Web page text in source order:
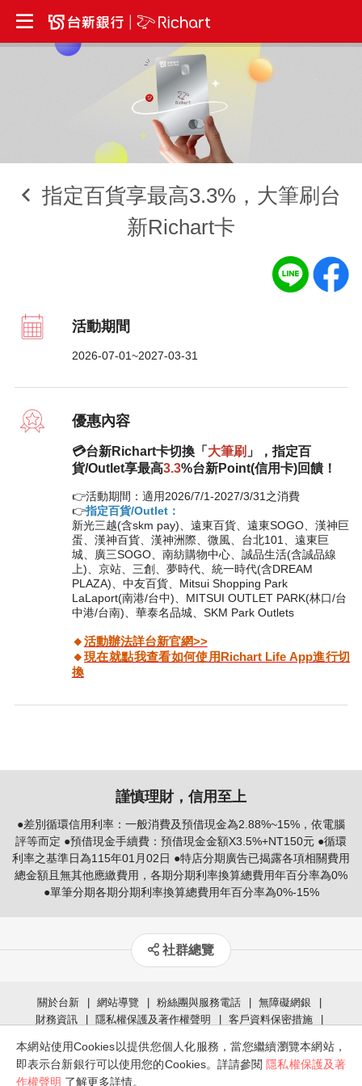
指定百貨享最高3.3%，大筆刷台
新Richart卡
活動期間
2026-07-01~2027-03-31
優惠內容
💳️台新Richart卡切換「 大筆刷 」，指定百
貨/Outlet享最高3.3%台新Point(信用卡)回饋！
👉️活動期間：適用2026/7/1-2027/3/31之消費
👉️指定百貨/Outlet：
新光三越(含skm pay)、遠東百貨、遠東SOGO、漢神巨
蛋、漢神百貨、漢神洲際、微風、台北101、遠東巨
城、廣三SOGO、南紡購物中心、誠品生活(含誠品線
上)、京站、三創、夢時代、統一時代(含DREAM
PLAZA)、中友百貨、Mitsui Shopping Park
LaLaport(南港/台中)、MITSUI OUTLET PARK(林口/台
中港/台南)、華泰名品城、SKM Park Outlets
🔸活動辦法詳台新官網>>
🔸現在就點我查看如何使用Richart Life App進行切
換
謹慎理財，信用至上
●差別循環信用利率：一般消費及預借現金為2.88%~15%，依電腦
評等而定 ●預借現金手續費：預借現金金額X3.5%+NT150元 ●循環
利率之基準日為115年01月02日 ●特店分期廣告已揭露各項相關費用
總金額且無其他應繳費用，各期分期利率換算總費用年百分率為0%
●單筆分期各期分期利率換算總費用年百分率為0%-15%
社群總覽
關於台新 網站導覽 粉絲團與服務電話
無障礙網銀
財務資訊
隱私權保護及著作權聲明
客戶資料保密措施
服務專線
02-2655-3355(付費電話) / 0800-023-123(限市話)
本網站使用Cookies以提供您個人化服務，當您繼續瀏覽本網站，
即表示台新銀行可以使用您的Cookies。詳請參閱 隱私權保護及著
作權聲明 了解更多詳情。